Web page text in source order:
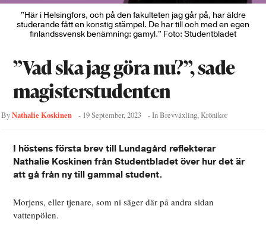
"Här i Helsingfors, och på den fakulteten jag går på, har äldre
studerande fått en konstig stämpel. De har till och med en egen
finlandssvensk benämning: gamyl." Foto: Studentbladet
”Vad ska jag göra nu?”, sade
magisterstudenten
ByNathalie Koskinen - 19 September, 2023 - InBrevväxling, Krönikor
I höstens första brev till Lundagård reflekterar
Nathalie Koskinen från Studentbladet över hur det är
att gå från ny till gammal student.
Morjens, eller tjenare, som ni säger där på andra sidan
vattenpölen.